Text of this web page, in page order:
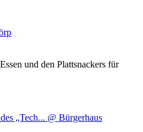
und den Plattsnackers für
„Tech... @ Bürgerhaus